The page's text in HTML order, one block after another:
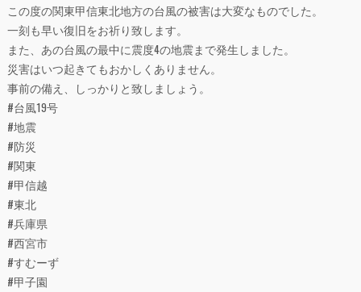
この度の関東甲信東北地方の台風の被害は大変なものでした。
一刻も早い復旧をお祈り致します。
また、あの台風の最中に震度4の地震まで発生しました。
災害はいつ起きてもおかしくありません。
事前の備え、しっかりと致しましょう。
#台風19号
#地震
#防災
#関東
#甲信越
#東北
#兵庫県
#西宮市
#すむーず
#甲子園